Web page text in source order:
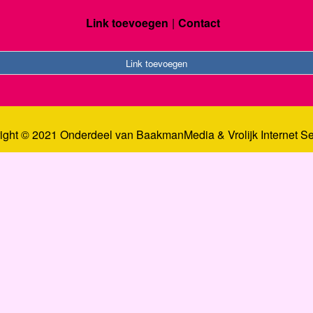
Link toevoegen Contact
Link toevoegen
© 2021 Onderdeel van BaakmanMedia& Vrolijk Internet